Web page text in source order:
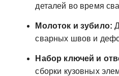
деталей во время
Молоток и зубило:
сварных швов и
Набор ключей и
сборки кузовных